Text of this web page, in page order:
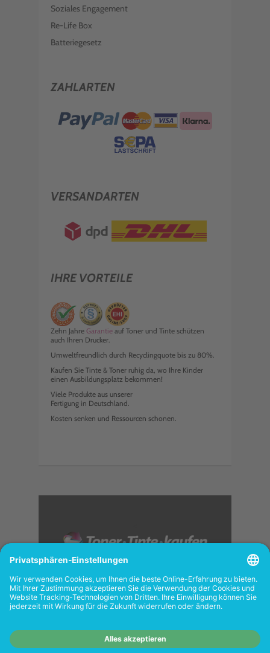
Soziales Engagement
Re-Life Box
Batteriegesetz
ZAHLARTEN
VERSANDARTEN
IHRE VORTEILE
Zehn Jahre Garantie auf Toner und Tinte schützen
auch Ihren Drucker.
Umweltfreundlich durch Recyclingquote bis zu 80%.
Kaufen Sie Tinte & Toner ruhig da, wo Ihre Kinder
einen Ausbildungsplatz bekommen!
Viele Produkte aus unserer
Fertigung in Deutschland.
Kosten senken und Ressourcen schonen.
FOLGEN SIE UNS
Das Angebot unseres Web-
Shops richtet sich nicht an Wiederverkäufer.